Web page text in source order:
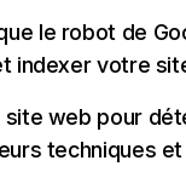
le robot de
indexer votre
site web pour
techniques et